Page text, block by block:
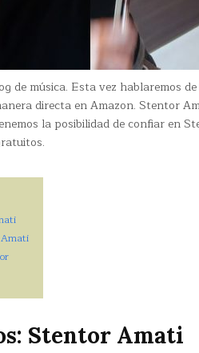
de música. Esta vez hablaremos de
directa en Amazon. Stentor
la posibilidad de confiar en
Stentor Amati